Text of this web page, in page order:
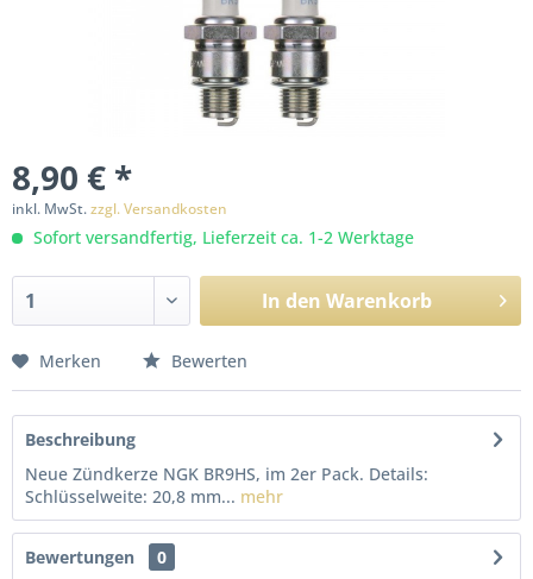
8,90 € *
inkl. MwSt.zzgl. Versandkosten
Sofort versandfertig, Lieferzeit ca. 1-2 Werktage
In den Warenkorb
Merken Bewerten
Beschreibung
Neue Zündkerze NGK BR9HS, im 2er Pack. Details:
Schlüsselweite: 20,8 mm... mehr
Bewertungen
0